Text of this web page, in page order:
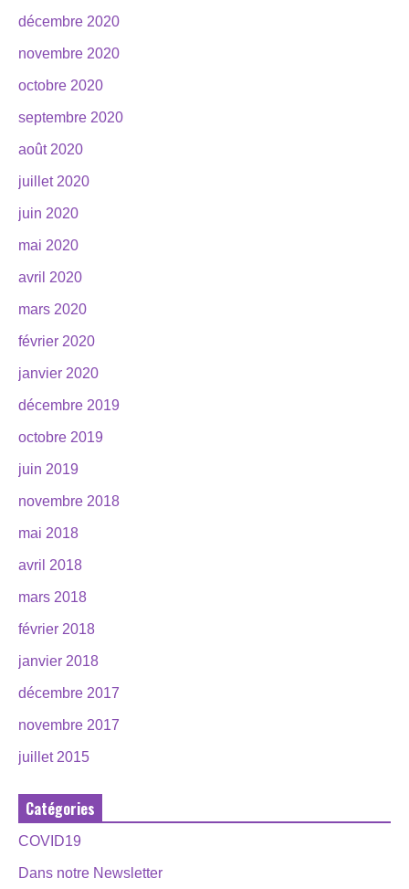
décembre 2020
novembre 2020
octobre 2020
septembre 2020
août 2020
juillet 2020
juin 2020
mai 2020
avril 2020
mars 2020
février 2020
janvier 2020
décembre 2019
octobre 2019
juin 2019
novembre 2018
mai 2018
avril 2018
mars 2018
février 2018
janvier 2018
décembre 2017
novembre 2017
juillet 2015
Catégories
COVID19
Dans notre Newsletter